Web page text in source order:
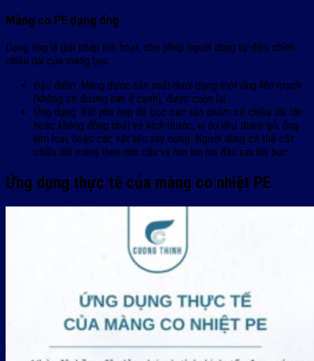
Màng co PE dạng ống
Dạng ống là giải pháp linh hoạt, cho phép người dùng tự điều chỉnh
chiều dài của màng bọc.
Đặc điểm: Màng được sản xuất dưới dạng một ống liền mạch
(không có đường hàn ở cạnh), được cuộn lại.
Ứng dụng: Rất phù hợp để bọc các sản phẩm có chiều dài lớn
hoặc không đồng nhất về kích thước, ví dụ như thanh gỗ, ống
kim loại, hoặc các vật liệu xây dựng. Người dùng có thể cắt
chiều dài màng theo nhu cầu và hàn kín hai đầu sau khi bọc.
Ứng dụng thực tế của màng co nhiệt PE